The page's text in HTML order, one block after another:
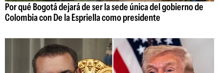
Por qué Bogotá dejará de ser la sede única del gobierno de
Colombia con De la Espriella como presidente